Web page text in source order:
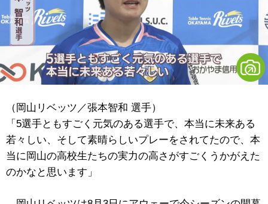
（岡山リベッツ／張本智和 選手）
「5選手ともすごく元気のある選手で、本当に未来ある
若々しい、そして素晴らしいプレーをされてたので、本
当に岡山の高校生たちの実力の高さがすごくうかがえた
のかなと思います」